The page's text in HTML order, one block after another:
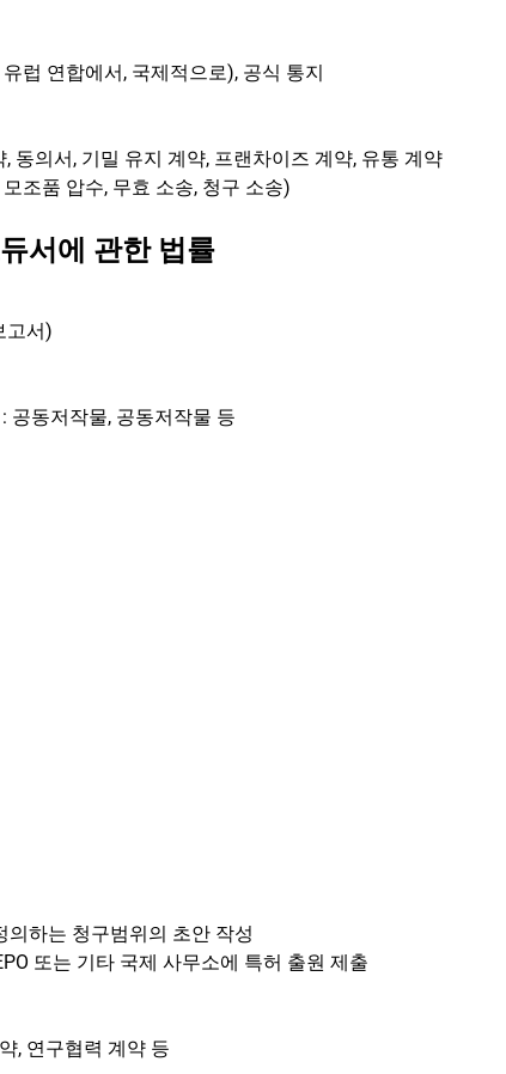
럽 연합에서, 국제적으로), 공식 통지
동의서, 기밀 유지 계약, 프랜차이즈 계약, 유통 계약
조품 압수, 무효 소송, 청구 소송)
서에 관한 법률
고서)
공동저작물, 공동저작물 등
의하는 청구범위의 초안 작성
또는 기타 국제 사무소에 특허 출원 제출
, 연구협력 계약 등